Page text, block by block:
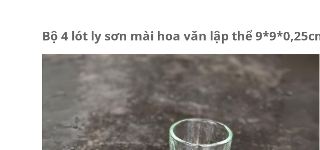
Bộ 4 lót ly sơn mài hoa văn lập thể